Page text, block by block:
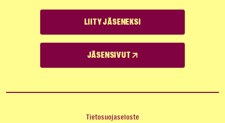
LIITY JÄSENEKSI
JÄSENSIVUT
Tietosuojaseloste